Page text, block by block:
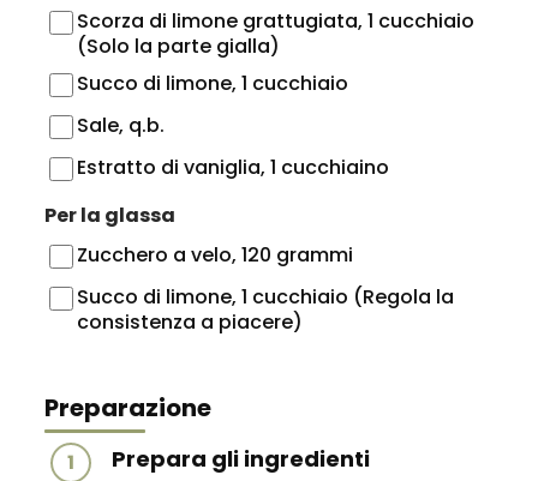
Scorza di limone grattugiata, 1 cucchiaio
(Solo la parte gialla)
Succo di limone, 1 cucchiaio
Sale, q.b.
Estratto di vaniglia, 1 cucchiaino
Per la glassa
Zucchero a velo, 120 grammi
Succo di limone, 1 cucchiaio (Regola la
consistenza a piacere)
Preparazione
1 Prepara gli ingredienti